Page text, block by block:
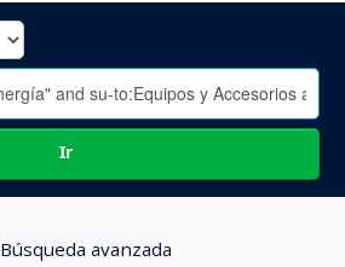
Ir
Búsqueda avanzada